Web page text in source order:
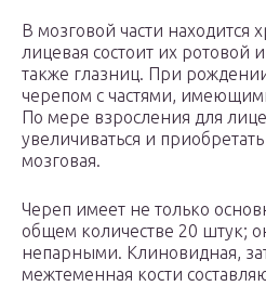
В мозговой части находится
лицевая состоит их ротовой
также глазниц. При
черепом с частями,
По мере взросления для
увеличиваться и
мозговая.
Череп имеет не только
общем количестве 20 штук;
непарными. Клиновидная,
межтеменная кости